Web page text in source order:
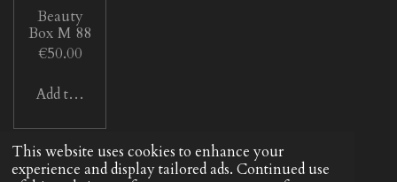
This website uses cookies to enhance your
experience and display tailored ads. Continued use
Beauty
Box M 88
€50.00
Add to cart
© 2022 - 2026 Beautym